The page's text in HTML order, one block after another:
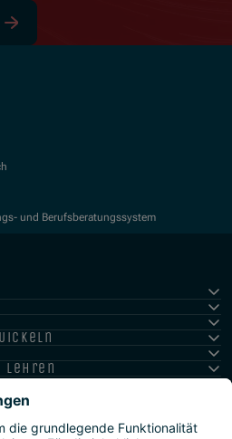
und Berufsberatungssystem
lehren
: international